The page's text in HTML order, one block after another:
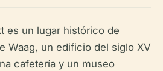
es un lugar histórico de
Waag, un edificio del siglo XV
cafetería y un museo